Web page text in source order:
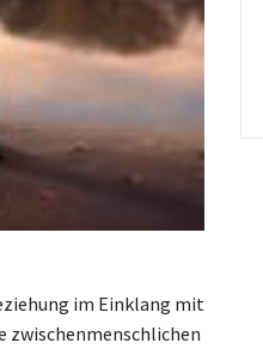
im Einklang mit
zwischenmenschlichen